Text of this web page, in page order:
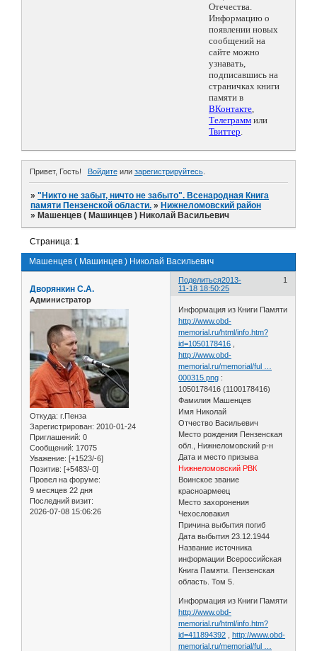
Отечества.
Информацию о
появлении новых
сообщений на
сайте можно
узнавать,
подписавшись на
страничках книги
памяти в
ВКонтакте,
Телеграмм или
Твиттер.
Привет, Гость! Войдитеили зарегистрируйтесь.
»"Никто не забыт, ничто не забыто". Всенародная Книга
памяти Пензенской области. » Нижнеломовский район
» Машенцев ( Машинцев ) Николай Васильевич
Машенцев ( Машинцев ) Николай Васильевич
Страница:1
Поделиться 1
2013-
11-18 18:50:25
Дворянкин С.А.
Администратор
Откуда: г.Пенза
Зарегистрирован: 2010-01-24
Приглашений: 0
Сообщений: 17075
Уважение: [+1523/-6]
Позитив: [+5483/-0]
Провел на форуме:
9 месяцев 22 дня
Последний визит:
2026-07-08 15:06:26
Информация из Книги Памяти
http://www.obd-
memorial.ru/html/info.htm?
id=1050178416
http://www.obd-
memorial.ru/memorial/ful …
000315.png :
1050178416 (1100178416)
Фамилия Машенцев
Имя Николай
Отчество Васильевич
Место рождения Пензенская
обл., Нижнеломовский р-н
Дата и место призыва
Нижнеломовский РВК
Воинское звание
красноармеец
Место захоронения
Чехословакия
Причина выбытия погиб
Дата выбытия 23.12.1944
Название источника
информации Всероссийская
Книга Памяти. Пензенская
область. Том 5.
Информация из Книги Памяти
http://www.obd-
memorial.ru/html/info.htm?
id=411894392 ,http://www.obd-
memorial.ru/memorial/ful …